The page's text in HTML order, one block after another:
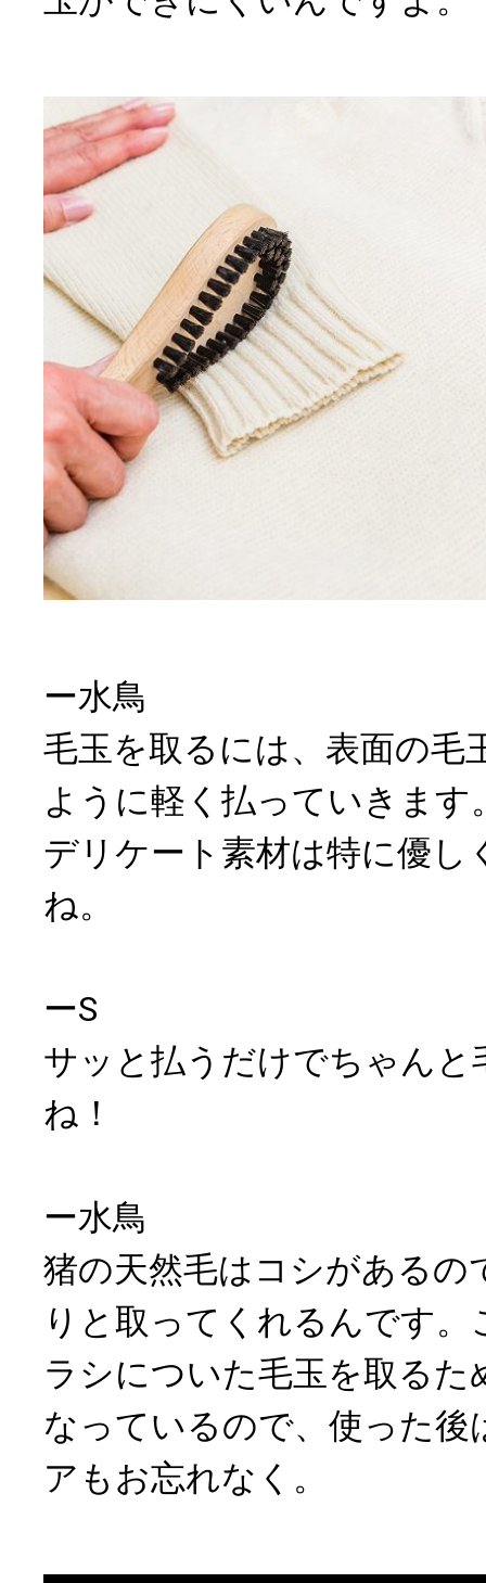
ー水鳥
毛玉を取るには、表面の毛
ように軽く払っていきま
デリケート素材は特に優し
ね。
ーS
サッと払うだけでちゃんと
ね！
ー水鳥
猪の天然毛はコシがあるの
りと取ってくれるんです
ラシについた毛玉を取るた
なっているので、使った後
アもお忘れなく。